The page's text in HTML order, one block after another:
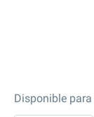
Disponible